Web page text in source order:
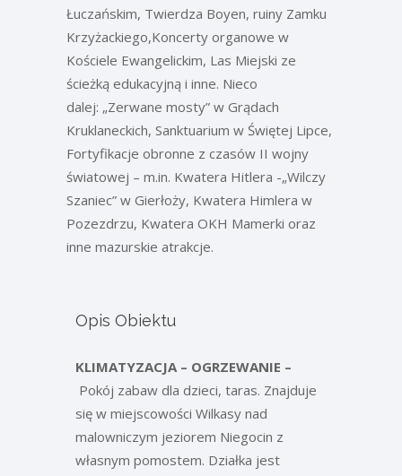
Łuczańskim, Twierdza Boyen, ruiny Zamku
Krzyżackiego,Koncerty organowe w
Kościele Ewangelickim, Las Miejski ze
ścieżką edukacyjną i inne. Nieco
dalej: „Zerwane mosty” w Grądach
Kruklaneckich, Sanktuarium w Świętej Lipce,
Fortyfikacje obronne z czasów II wojny
światowej – m.in. Kwatera Hitlera -„Wilczy
Szaniec” w Gierłoży, Kwatera Himlera w
Pozezdrzu, Kwatera OKH Mamerki oraz
inne mazurskie atrakcje.
Opis Obiektu
KLIMATYZACJA – OGRZEWANIE –
Pokój zabaw dla dzieci, taras. Znajduje
się w miejscowości Wilkasy nad
malowniczym jeziorem Niegocin z
własnym pomostem. Działka jest